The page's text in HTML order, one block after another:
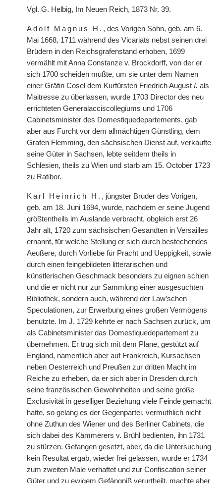
Vgl. G. Helbig, Im Neuen Reich, 1873 Nr. 39.
Adolf Magnus H. , des Vorigen Sohn, geb. am 6.
Mai 1668, 1711 während des Vicariats nebst seinen drei
Brüdern in den Reichsgrafenstand erhoben, 1699
vermählt mit Anna Constanze v. Brockdorff, von der er
sich 1700 scheiden mußte, um sie unter dem Namen
einer Gräfin Cosel dem Kurfürsten Friedrich August I. als
Maitresse zu überlassen, wurde 1703 Director des neu
errichteten Generalacciscollegiums und 1706
Cabinetsminister des Domestiquedepartements, gab
aber aus Furcht vor dem allmächtigen Günstling, dem
Grafen Flemming, den sächsischen Dienst auf, verkaufte
seine Güter in Sachsen, lebte seitdem theils in
Schlesien, theils zu Wien und starb am 15. October 1723
zu Ratibor.
Karl Heinrich H. , jüngster Bruder des Vorigen,
geb. am 18. Juni 1694, wurde, nachdem er seine Jugend
größtentheils im Auslande verbracht, obgleich erst 26
Jahr alt, 1720 zum sächsischen Gesandten in Versailles
ernannt, für welche Stellung er sich durch bestechendes
Aeußere, durch Vorliebe für Pracht und Ueppigkeit, sowie
durch einen feingebildeten litterarischen und
künstlerischen Geschmack besonders zu eignen schien
und die er nicht nur zur Sammlung einer ausgesuchten
Bibliothek, sondern auch, während der Law’schen
Speculationen, zur Erwerbung eines großen Vermögens
benutzte. Im J. 1729 kehrte er nach Sachsen zurück, um
als Cabinetsminister das Domestiquedepartement zu
übernehmen. Er trug sich mit dem Plane, gestützt auf
England, namentlich aber auf Frankreich, Kursachsen
neben Oesterreich und Preußen zur dritten Macht im
Reiche zu erheben, da er sich aber in Dresden durch
seine französischen Gewohnheiten und seine große
Exclusivität in geselliger Beziehung viele Feinde gemacht
hatte, so gelang es der Gegenpartei, vermuthlich nicht
ohne Zuthun des Wiener und des Berliner Cabinets, die
sich dabei des Kämmerers v. Brühl bedienten, ihn 1731
zu stürzen. Gefangen gesetzt, aber, da die Untersuchung
kein Resultat ergab, wieder frei gelassen, wurde er 1734
zum zweiten Male verhaftet und zur Confiscation seiner
Güter und zu ewigem Gefängniß verurtheilt, machte aber